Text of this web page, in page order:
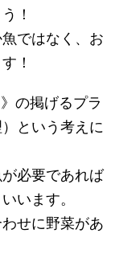
！
ではなく、お
！
の掲げるプラ
という考えに
必要であれば
います。
せに野菜があ